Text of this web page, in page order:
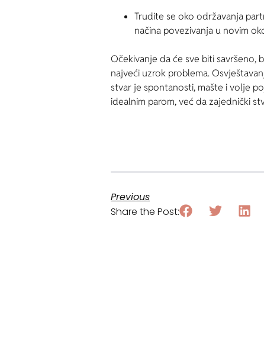
Trudite se oko održavanja
načina povezivanja u novim
Očekivanje da će sve biti
najveći uzrok problema.
stvar je spontanosti, mašte i volje
idealnim parom, već da zajednički
Previous
Share the Post: